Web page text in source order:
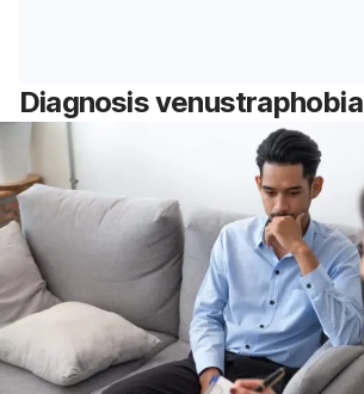
Diagnosisvenustraphobia